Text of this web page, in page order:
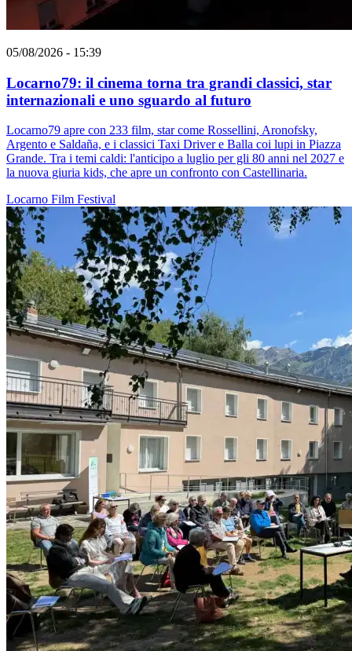
05/08/2026 - 15:39
Locarno79: il cinema torna tra grandi classici, star
internazionali e uno sguardo al futuro
Locarno79 apre con 233 film, star come Rossellini, Aronofsky,
Argento e Saldaña, e i classici Taxi Driver e Balla coi lupi in Piazza
Grande. Tra i temi caldi: l'anticipo a luglio per gli 80 anni nel 2027 e
la nuova giuria kids, che apre un confronto con Castellinaria.
Locarno Film Festival